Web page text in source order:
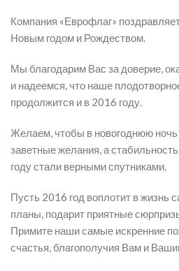
Компания «Еврофлаг»
Новым годом и Рождеством.
Мы благодарим Вас за доверие,
и надеемся, что наше
продолжится и в 2016 году.
Желаем, чтобы в новогоднюю
заветные желания, а
году стали верными спутниками.
Пусть 2016 год воплотит в жизнь
планы, подарит приятные
Примите наши самые искренние
счастья, благополучия Вам и